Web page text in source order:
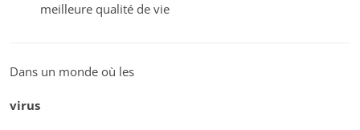
meilleure qualité de vie
Dans un monde où les
virus